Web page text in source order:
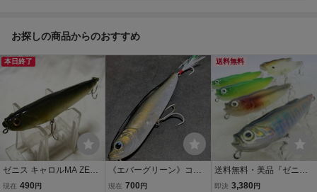
お探しの商品からのおすすめ
本日終了
ゼニス キャロルMA ZENI
TH CAROL-MA
現在 490 円
《エバーグリーン》コン
バットペンシル ギガンテ
現在 700 円
送料無料
送料無料・美品『ゼニス
キャロル 6個セット』AZ
即決 3,380 円